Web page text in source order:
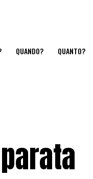
QUANDO? QUANTO?